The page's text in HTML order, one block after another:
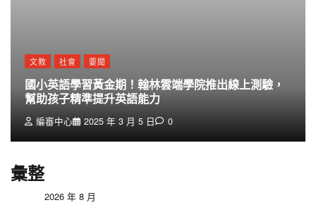
文教 社會 要聞
國小英語學習黃金期！翰林雲端學院推出線上測驗，
幫助孩子精準提升英語能力
編審中心 2025 年 3 月 5 日 0
彙整
2026 年 8 月